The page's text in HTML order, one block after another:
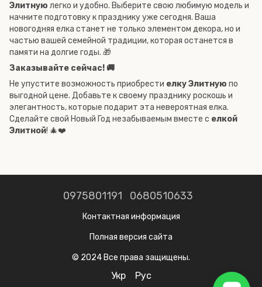
Элитную легко и удобно. Выберите свою любимую модель и
начните подготовку к празднику уже сегодня. Ваша
новогодняя елка станет не только элементом декора, но и
частью вашей семейной традиции, которая останется в
памяти на долгие годы. 🎁
Заказывайте сейчас! 🚚
Не упустите возможность приобрести елку Элитную по
выгодной цене. Добавьте к своему празднику роскошь и
элегантность, которые подарит эта невероятная елка.
Сделайте свой Новый Год незабываемым вместе с елкой
Элитной! 🎄❤️
0975801191 0680510633
Контактная информация
Полная версия сайта
© 2024 Все права защищены.
Укр Рус